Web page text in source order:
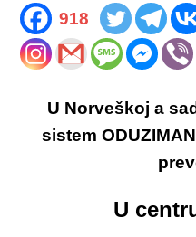
918
U Norveškoj a
sistem
U